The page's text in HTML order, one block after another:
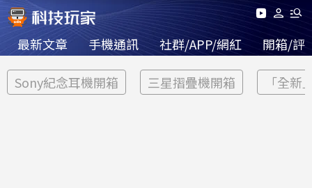
最新文章 手機通訊 社群/APP/網紅 開箱/評
Sony紀念耳機開箱 三星摺疊機開箱 「全新